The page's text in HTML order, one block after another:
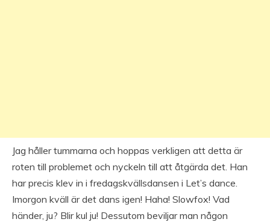
Jag håller tummarna och hoppas verkligen att detta är
roten till problemet och nyckeln till att åtgärda det. Han
har precis klev in i fredagskvällsdansen i Let’s dance.
Imorgon kväll är det dans igen! Haha! Slowfox! Vad
händer, ju? Blir kul ju! Dessutom beviljar man någon